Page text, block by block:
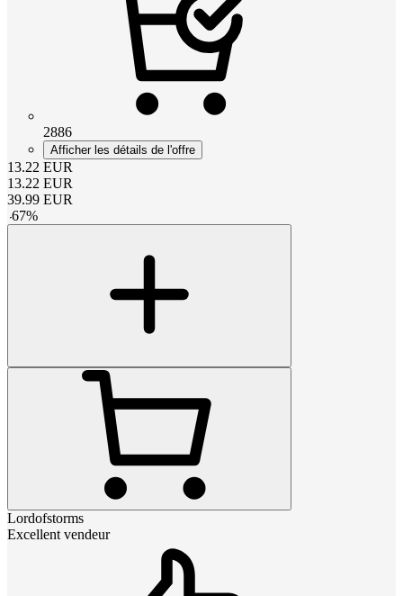
2886
Afficher les détails de l'offre
13.22 EUR
13.22 EUR
39.99 EUR
-67%
Lordofstorms
Excellent vendeur